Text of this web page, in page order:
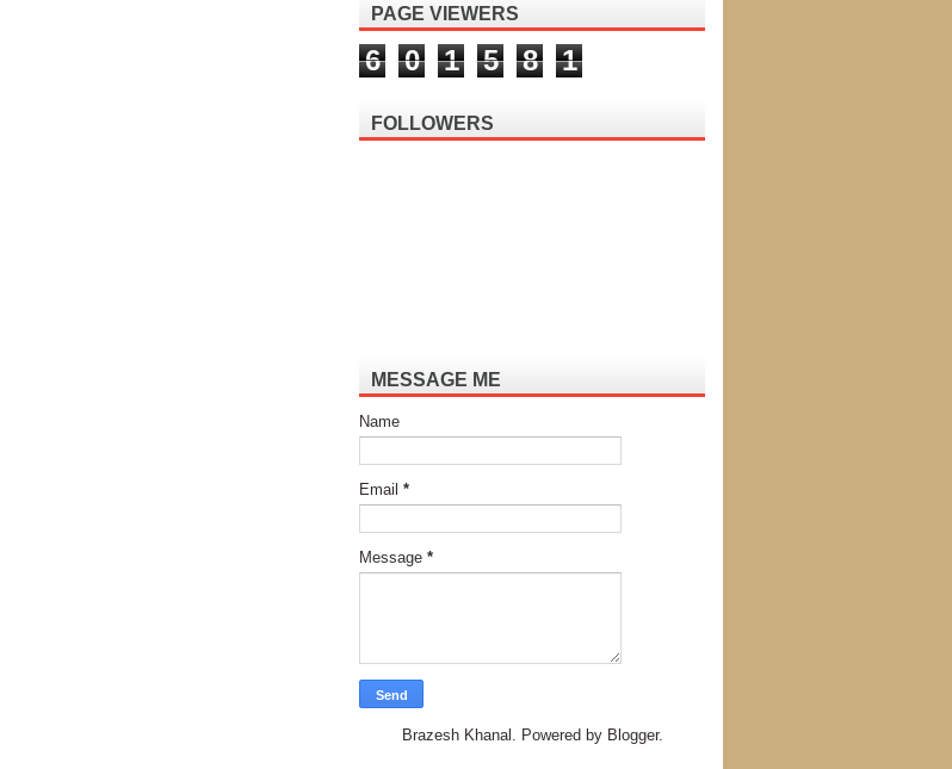
PAGE VIEWERS
6 0 1 5 8 1
FOLLOWERS
MESSAGE ME
Name
Email *
Message *
Brazesh Khanal. Powered by Blogger.